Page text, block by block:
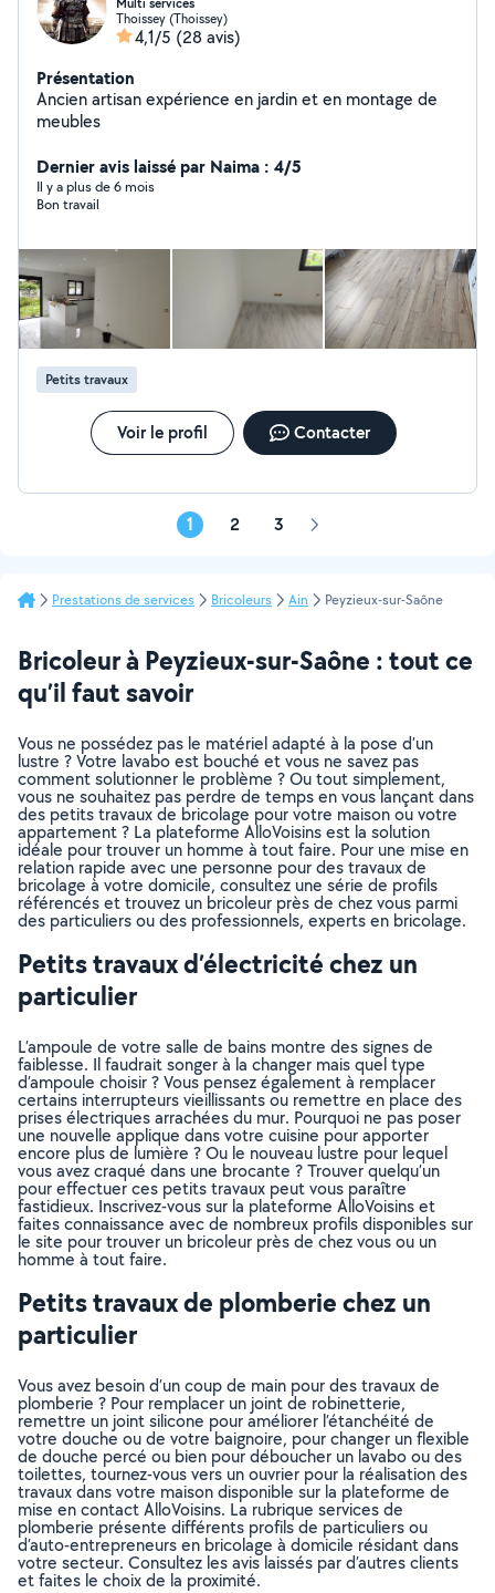
Thoissey (Thoissey)
4,1/5 (28 avis)
Présentation
Ancien artisan expérience en jardin et en montage de
meubles
Dernier avis laissé par Naima : 4/5
Il y a plus de 6 mois
Bon travail
Petits travaux
Voir le profil Contacter
1 2 3 Page
Prestations de services Bricoleurs Ain Peyzieux-sur-Saône
Bricoleur à Peyzieux-sur-Saône : tout ce
qu’il faut savoir
Vous ne possédez pas le matériel adapté à la pose d’un
lustre ? Votre lavabo est bouché et vous ne savez pas
comment solutionner le problème ? Ou tout simplement,
vous ne souhaitez pas perdre de temps en vous lançant dans
des petits travaux de bricolage pour votre maison ou votre
appartement ? La plateforme AlloVoisins est la solution
idéale pour trouver un homme à tout faire. Pour une mise en
relation rapide avec une personne pour des travaux de
bricolage à votre domicile, consultez une série de profils
référencés et trouvez un bricoleur près de chez vous parmi
des particuliers ou des professionnels, experts en bricolage.
Petits travaux d’électricité chez un
particulier
L’ampoule de votre salle de bains montre des signes de
faiblesse. Il faudrait songer à la changer mais quel type
d’ampoule choisir ? Vous pensez également à remplacer
certains interrupteurs vieillissants ou remettre en place des
prises électriques arrachées du mur. Pourquoi ne pas poser
une nouvelle applique dans votre cuisine pour apporter
encore plus de lumière ? Ou le nouveau lustre pour lequel
vous avez craqué dans une brocante ? Trouver quelqu’un
pour effectuer ces petits travaux peut vous paraître
fastidieux. Inscrivez-vous sur la plateforme AlloVoisins et
faites connaissance avec de nombreux profils disponibles sur
le site pour trouver un bricoleur près de chez vous ou un
homme à tout faire.
Petits travaux de plomberie chez un
particulier
Vous avez besoin d’un coup de main pour des travaux de
plomberie ? Pour remplacer un joint de robinetterie,
remettre un joint silicone pour améliorer l’étanchéité de
votre douche ou de votre baignoire, pour changer un flexible
de douche percé ou bien pour déboucher un lavabo ou des
toilettes, tournez-vous vers un ouvrier pour la réalisation des
travaux dans votre maison disponible sur la plateforme de
mise en contact AlloVoisins. La rubrique services de
plomberie présente différents profils de particuliers ou
d’auto-entrepreneurs en bricolage à domicile résidant dans
votre secteur. Consultez les avis laissés par d’autres clients
et faites le choix de la proximité.